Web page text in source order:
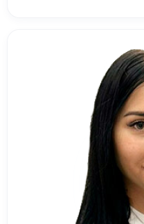
Скільки
Актуальні ціни на
прайсі. Ви можете
консультацію
нам.
знаходиться біля